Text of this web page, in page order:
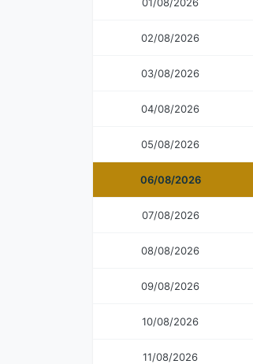
02/08/2026
03/08/2026
04/08/2026
05/08/2026
06/08/2026
07/08/2026
08/08/2026
09/08/2026
10/08/2026
11/08/2026